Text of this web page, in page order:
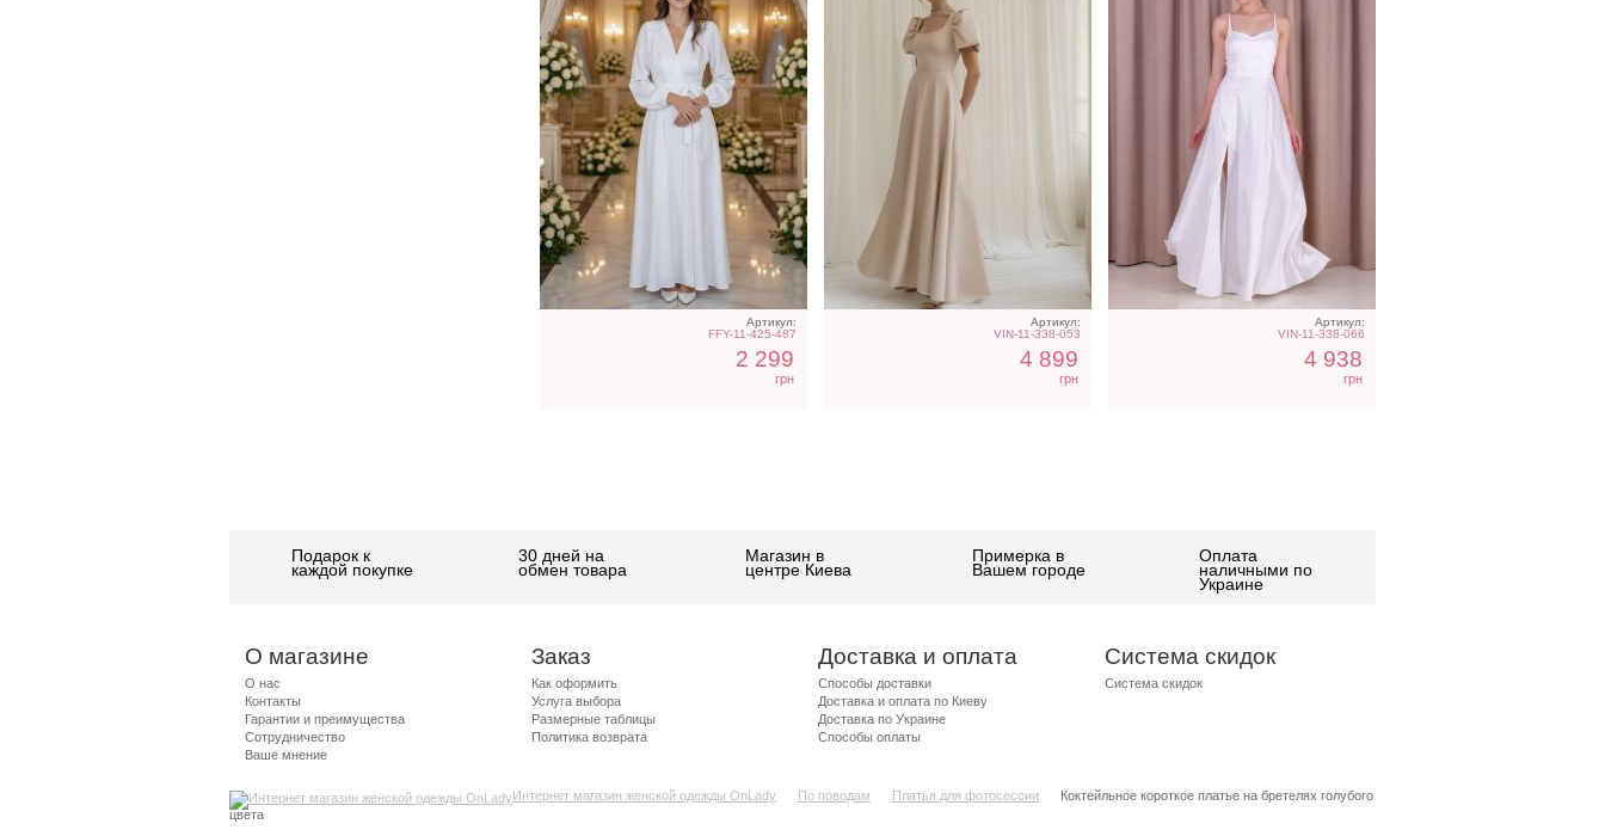
Артикул:
FFY-11-425-487
2 299
грн
Артикул:
VIN-11-338-053
4 899
грн
Артикул:
VIN-11-338-066
4 938
грн
Подарок к
каждой покупке
30 дней на
обмен товара
Магазин в
центре Киева
Примерка в
Вашем городе
Оплата
наличными по
Украине
О магазине
О нас
Контакты
Гарантии и преимущества
Сотрудничество
Ваше мнение
Заказ
Как оформить
Услуга выбора
Размерные таблицы
Политика возврата
Доставка и оплата
Способы доставки
Доставка и оплата по Киеву
Доставка по Украине
Способы оплаты
Система скидок
Система скидок
Интернет магазин женской одежды OnLady По поводам Платья для фотосессии
Коктейльное короткое платье на бретелях голубого
цвета